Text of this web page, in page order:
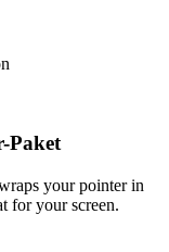
Paket
your pointer in
for your screen.